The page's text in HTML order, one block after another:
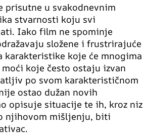
prisutne u svakodnevnim
stvarnosti koju svi
Iako film ne spominje
složene i frustrirajuće
karakteristike koje će mnogima
koje često ostaju izvan
po svom karakterističnom
ostao dužan novih
opisuje situacije te ih, kroz niz
njihovom mišljenju, biti